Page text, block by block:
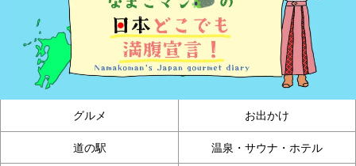
グルメ お出かけ
道の駅 温泉・サウナ・ホテル